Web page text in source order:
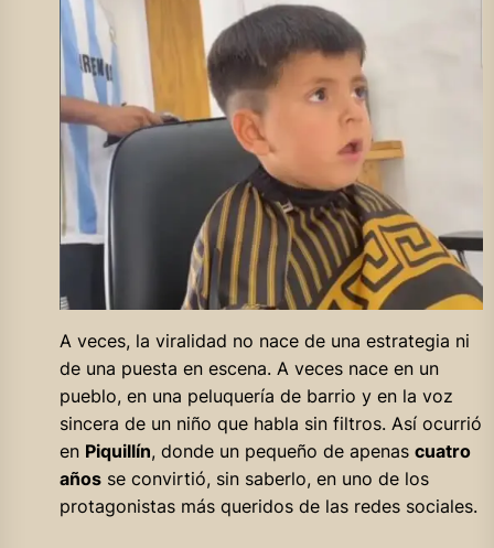
A veces, la viralidad no nace de una estrategia ni
de una puesta en escena. A veces nace en un
pueblo, en una peluquería de barrio y en la voz
sincera de un niño que habla sin filtros. Así ocurrió
en Piquillín, donde un pequeño de apenas cuatro
añosse convirtió, sin saberlo, en uno de los
protagonistas más queridos de las redes sociales.